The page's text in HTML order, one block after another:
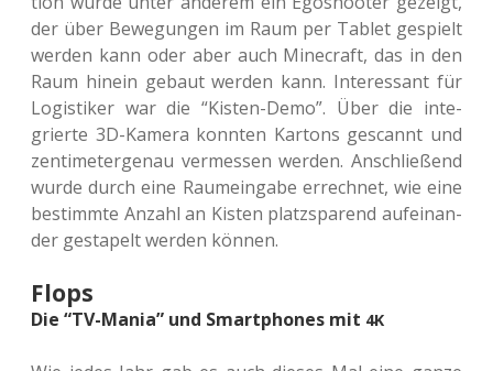
der über Bewe­gun­gen im Raum per Tablet gespielt
werden kann oder aber auch Mine­craft, das in den
Raum hinein gebaut werden kann. Inter­es­sant für
Logis­ti­ker war die “Kisten-Demo”. Über die inte­
grier­te 3D-Kamera konn­ten Kar­tons gescannt und
zen­ti­me­ter­ge­nau ver­mes­sen werden. Anschlie­ßend
wurde durch eine Raum­ein­ga­be errech­net, wie eine
bestimm­te Anzahl an Kisten platz­spa­rend auf­ein­an­
der gesta­pelt werden können.
Flops
Die “TV-Mania” und Smartphones mit 4K